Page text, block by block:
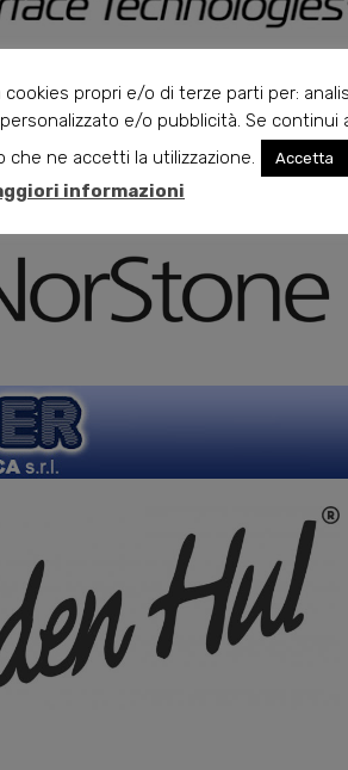
propri e/o di terze parti per:
e/o pubblicità. Se continui
che ne accetti la utilizzazione.
Accetta
informazioni